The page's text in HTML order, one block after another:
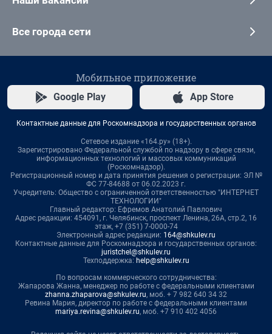
Все города сети
Мобильное приложение
Google Play App Store
Контактные данные для Роскомнадзора и государственных органов
Сетевое издание «164.ру» (18+).
Зарегистрировано Федеральной службой по надзору в сфере связи,
информационных технологий и массовых коммуникаций
(Роскомнадзор).
Регистрационный номер и дата принятия решения о регистрации: ЭЛ №
ФС 77-84688 от 06.02.2023 г.
Учредитель: Общество с ограниченной ответственностью "ИНТЕРНЕТ
ТЕХНОЛОГИИ"
Главный редактор: Ефремов Анатолий Павлович
Адрес редакции: 454091, г. Челябинск, проспект Ленина, 26А, стр.2, 16
этаж, +7 (351) 7-0000-74
Электронный адрес редакции: 164@shkulev.ru
Контактные данные для Роскомнадзора и государственных органов:
juristchel@shkulev.ru
Техподдержка: help@shkulev.ru
По вопросам коммерческого сотрудничества:
Жапарова Жанна, менеджер по работе с федеральными клиентами
zhanna.zhaparova@shkulev.ru, моб. + 7 982 640 34 32
Ревина Мария, директор по работе с федеральными клиентами
mariya.revina@shkulev.ru, моб. +7 910 402 4056